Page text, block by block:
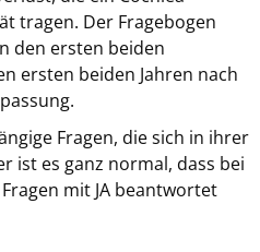
tragen. Der Fragebogen
den ersten beiden
ersten beiden Jahren nach
Fragen, die sich in ihrer
ist es ganz normal, dass bei
mit JA beantwortet